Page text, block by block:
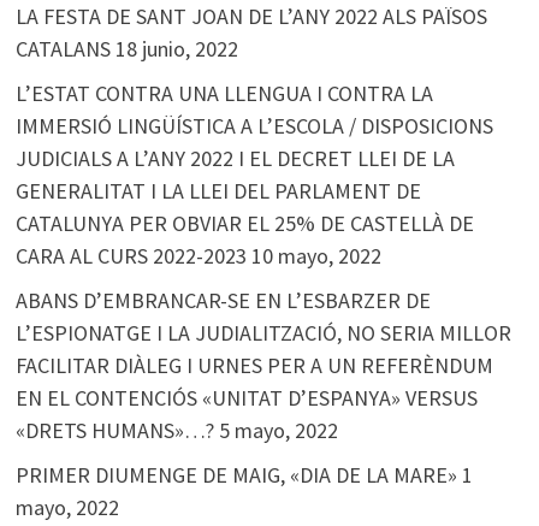
LA FESTA DE SANT JOAN DE L’ANY 2022 ALS PAÏSOS
CATALANS 18 junio, 2022
L’ESTAT CONTRA UNA LLENGUA I CONTRA LA
IMMERSIÓ LINGÜÍSTICA A L’ESCOLA / DISPOSICIONS
JUDICIALS A L’ANY 2022 I EL DECRET LLEI DE LA
GENERALITAT I LA LLEI DEL PARLAMENT DE
CATALUNYA PER OBVIAR EL 25% DE CASTELLÀ DE
CARA AL CURS 2022-2023 10 mayo, 2022
ABANS D’EMBRANCAR-SE EN L’ESBARZER DE
L’ESPIONATGE I LA JUDIALITZACIÓ, NO SERIA MILLOR
FACILITAR DIÀLEG I URNES PER A UN REFERÈNDUM
EN EL CONTENCIÓS «UNITAT D’ESPANYA» VERSUS
«DRETS HUMANS»…? 5 mayo, 2022
PRIMER DIUMENGE DE MAIG, «DIA DE LA MARE» 1
mayo, 2022